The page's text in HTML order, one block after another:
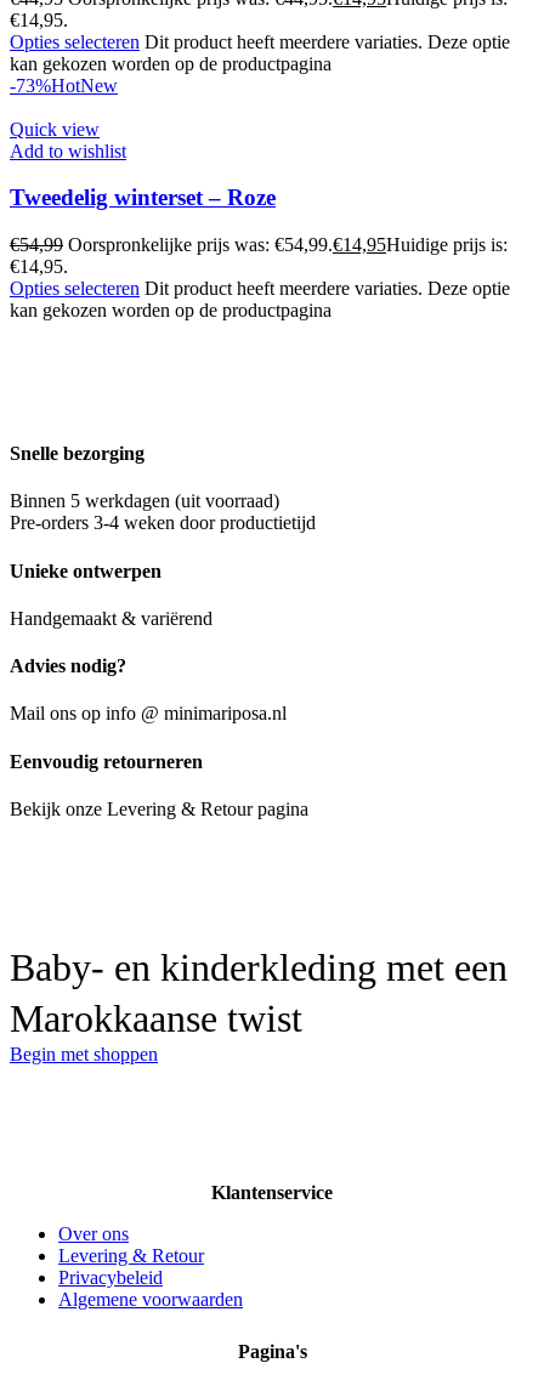
€14,95.
Opties selecteren Dit product heeft meerdere variaties. Deze optie
kan gekozen worden op de productpagina
-73%HotNew
Quick view
Add to wishlist
Tweedelig winterset – Roze
€54,99 Oorspronkelijke prijs was: €54,99.€14,95Huidige prijs is:
€14,95.
Opties selecteren Dit product heeft meerdere variaties. Deze optie
kan gekozen worden op de productpagina
Snelle bezorging
Binnen 5 werkdagen (uit voorraad)
Pre-orders 3-4 weken door productietijd
Unieke ontwerpen
Handgemaakt & variërend
Advies nodig?
Mail ons op info @ minimariposa.nl
Eenvoudig retourneren
Bekijk onze Levering & Retour pagina
Baby- en kinderkleding met een
Marokkaanse twist
Begin met shoppen
Klantenservice
Over ons
Levering & Retour
Privacybeleid
Algemene voorwaarden
Pagina's